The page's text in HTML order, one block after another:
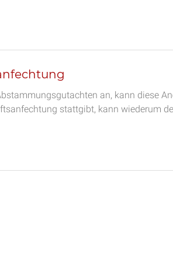
an, kann diese
stattgibt, kann wiederum